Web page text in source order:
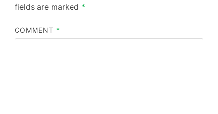
fields are marked *
COMMENT *